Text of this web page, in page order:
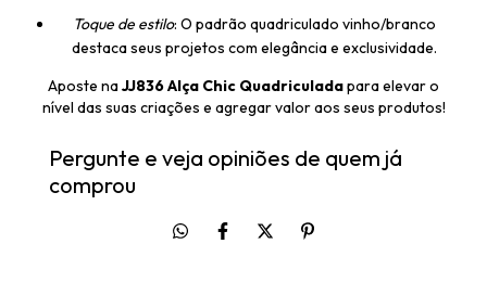
Toque de estilo: O padrão quadriculado vinho/branco
destaca seus projetos com elegância e exclusividade.
Aposte naJJ836 Alça Chic Quadriculadapara elevar o
nível das suas criações e agregar valor aos seus produtos!
Pergunte e veja opiniões de quem já
comprou